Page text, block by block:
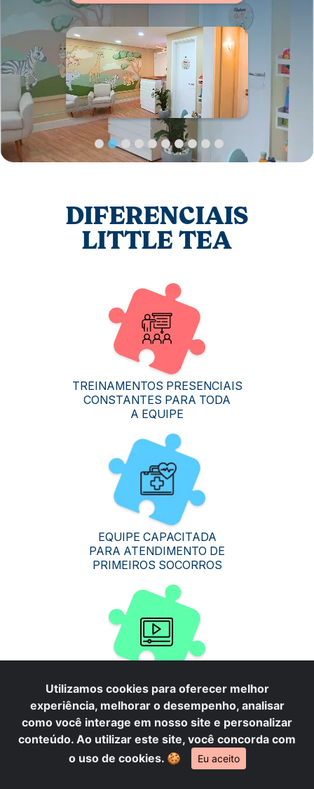
DIFERENCIAIS
LITTLE TEA
TREINAMENTOS PRESENCIAIS
CONSTANTES PARA TODA
A EQUIPE
EQUIPE CAPACITADA
PARA ATENDIMENTO DE
PRIMEIROS SOCORROS
GRAVAÇÃO DE VÍDEO
DAS SESSÕES
Utilizamos cookies para oferecer melhor
experiência, melhorar o desempenho, analisar
como você interage em nosso site e personalizar
conteúdo. Ao utilizar este site, você concorda com
o uso de cookies. 🍪 Eu aceito